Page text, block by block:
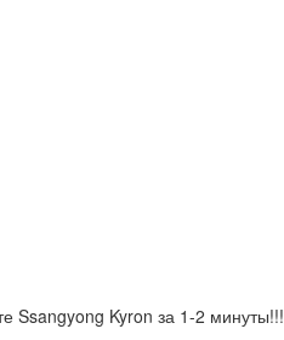
Ssangyong Kyron за 1-2 минуты!!!